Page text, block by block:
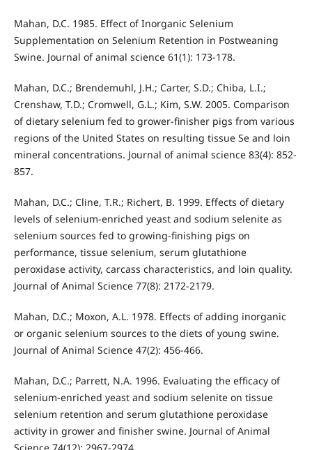
Mahan, D.C. 1985. Effect of Inorganic Selenium
Supplementation on Selenium Retention in Postweaning
Swine. Journal of animal science 61(1): 173-178.
Mahan, D.C.; Brendemuhl, J.H.; Carter, S.D.; Chiba, L.I.;
Crenshaw, T.D.; Cromwell, G.L.; Kim, S.W. 2005. Comparison
of dietary selenium fed to grower-finisher pigs from various
regions of the United States on resulting tissue Se and loin
mineral concentrations. Journal of animal science 83(4): 852-
857.
Mahan, D.C.; Cline, T.R.; Richert, B. 1999. Effects of dietary
levels of selenium-enriched yeast and sodium selenite as
selenium sources fed to growing-finishing pigs on
performance, tissue selenium, serum glutathione
peroxidase activity, carcass characteristics, and loin quality.
Journal of Animal Science 77(8): 2172-2179.
Mahan, D.C.; Moxon, A.L. 1978. Effects of adding inorganic
or organic selenium sources to the diets of young swine.
Journal of Animal Science 47(2): 456-466.
Mahan, D.C.; Parrett, N.A. 1996. Evaluating the efficacy of
selenium-enriched yeast and sodium selenite on tissue
selenium retention and serum glutathione peroxidase
activity in grower and finisher swine. Journal of Animal
Science 74(12): 2967-2974.